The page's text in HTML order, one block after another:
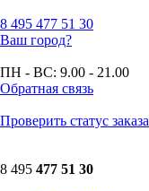
8 495 477 51 30
Ваш город?
ПН - ВС: 9.00 - 21.00
Обратная связь
Проверить статус заказа
8 495 477 51 30